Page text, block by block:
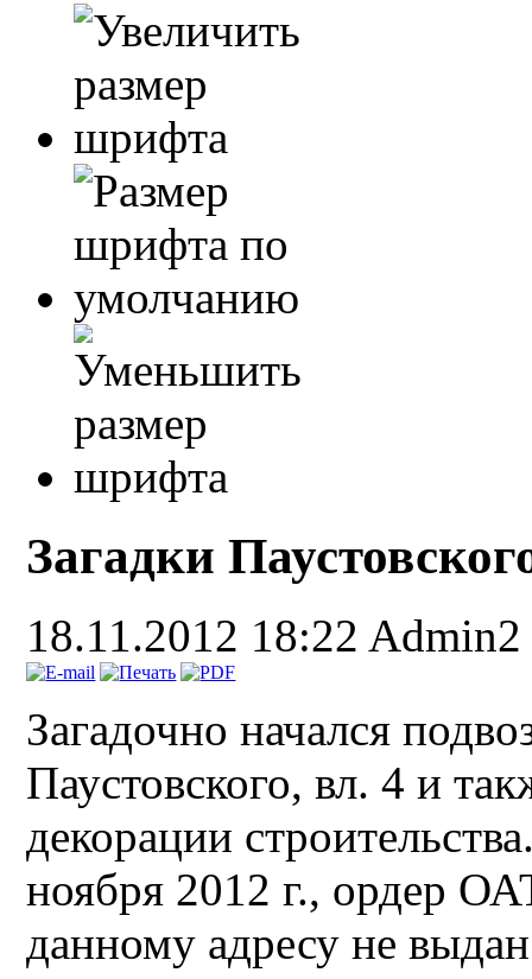
Загадки
18.11.2012 18:22 Admin2
Загадочно начался
Паустовского, вл. 4 и
декорации
ноября 2012 г., ордер
данному адресу не